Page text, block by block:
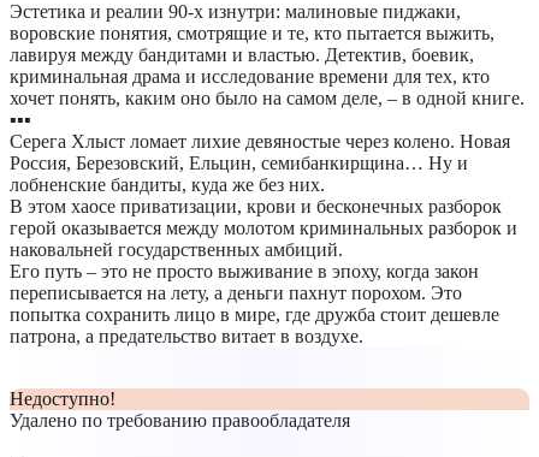
Эстетика и реалии 90-х изнутри: малиновые пиджаки,
воровские понятия, смотрящие и те, кто пытается выжить,
лавируя между бандитами и властью. Детектив, боевик,
криминальная драма и исследование времени для тех, кто
хочет понять, каким оно было на самом деле, – в одной книге.
▪️▪️▪️
Серега Хлыст ломает лихие девяностые через колено. Новая
Россия, Березовский, Ельцин, семибанкирщина… Ну и
лобненские бандиты, куда же без них.
В этом хаосе приватизации, крови и бесконечных разборок
герой оказывается между молотом криминальных разборок и
наковальней государственных амбиций.
Его путь – это не просто выживание в эпоху, когда закон
переписывается на лету, а деньги пахнут порохом. Это
попытка сохранить лицо в мире, где дружба стоит дешевле
патрона, а предательство витает в воздухе.
Недоступно!
Удалено по требованию правообладателя